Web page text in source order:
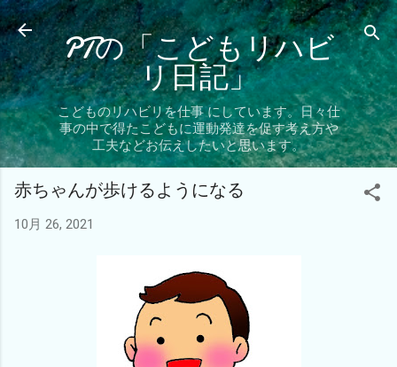
スキップしてメイン コンテンツに移動
PTの「こどもリハビ
リ日記」
こどものリハビリを仕事 にしています。日々仕
事の中で得たこどもに運動発達を促す考え方や
工夫などお伝えしたいと思います。
赤ちゃんが歩けるようになる
10月 26, 2021